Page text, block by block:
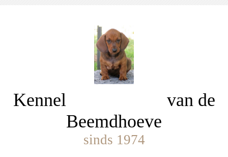
Kennel van de
Beemdhoeve
sinds 1974